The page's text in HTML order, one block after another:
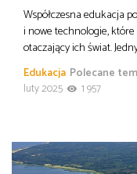
Współczesna edukacja
i nowe technologie,
otaczający ich świat.
Edukacja Polecane
luty 2025
1 957